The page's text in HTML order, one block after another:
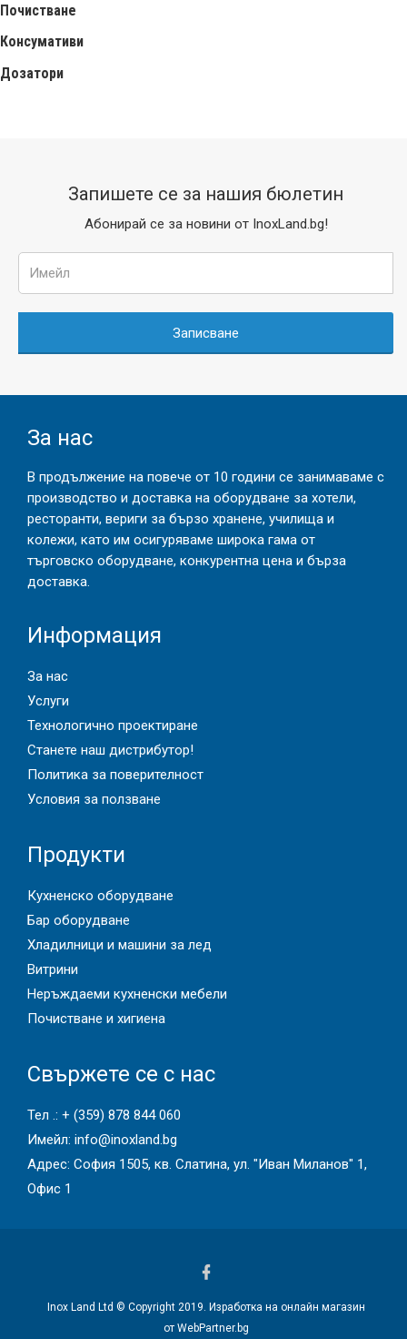
Почистване
Консумативи
Дозатори
Запишете се за нашия бюлетин
Абонирай се за новини от InoxLand.bg!
Записване
За нас
В продължение на повече от 10 години се занимаваме с
производство и доставка на оборудване за хотели,
ресторанти, вериги за бързо хранене, училища и
колежи, като им осигуряваме широка гама от
търговско оборудване, конкурентна цена и бърза
доставка.
Информация
За нас
Услуги
Технологично проектиране
Станете наш дистрибутор!
Политика за поверителност
Условия за ползване
Продукти
Кухненско оборудване
Бар оборудване
Хладилници и машини за лед
Витрини
Неръждаеми кухненски мебели
Почистване и хигиена
Свържете се с нас
Тел .: + (359) 878 844 060
Имейл: info@inoxland.bg
Адрес: София 1505, кв. Слатина, ул. "Иван Миланов" 1,
Офис 1
Inox Land Ltd © Copyright 2019. Изработка на онлайн магазин
от WebPartner.bg